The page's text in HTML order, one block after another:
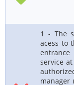
1 - The
acess to
service